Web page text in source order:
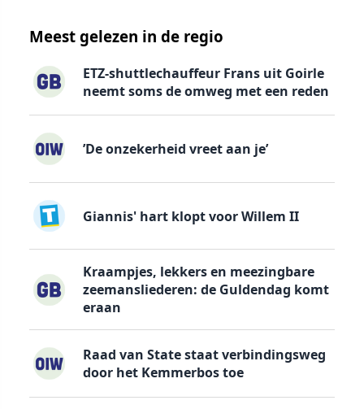
Meest gelezen in de regio
ETZ-shuttlechauffeur Frans uit Goirle
neemt soms de omweg met een reden
’De onzekerheid vreet aan je’
Giannis' hart klopt voor Willem II
Kraampjes, lekkers en meezingbare
zeemansliederen: de Guldendag komt
eraan
Raad van State staat verbindingsweg
door het Kemmerbos toe